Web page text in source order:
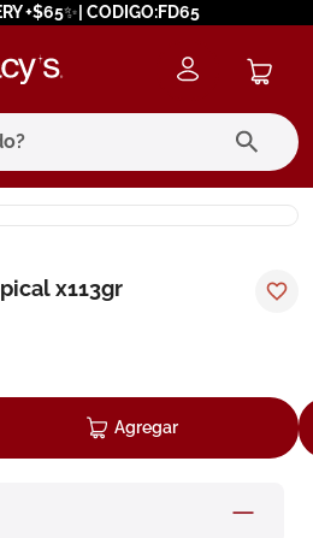
+$65✨| CODIGO:FD65
x113gr
Agregar